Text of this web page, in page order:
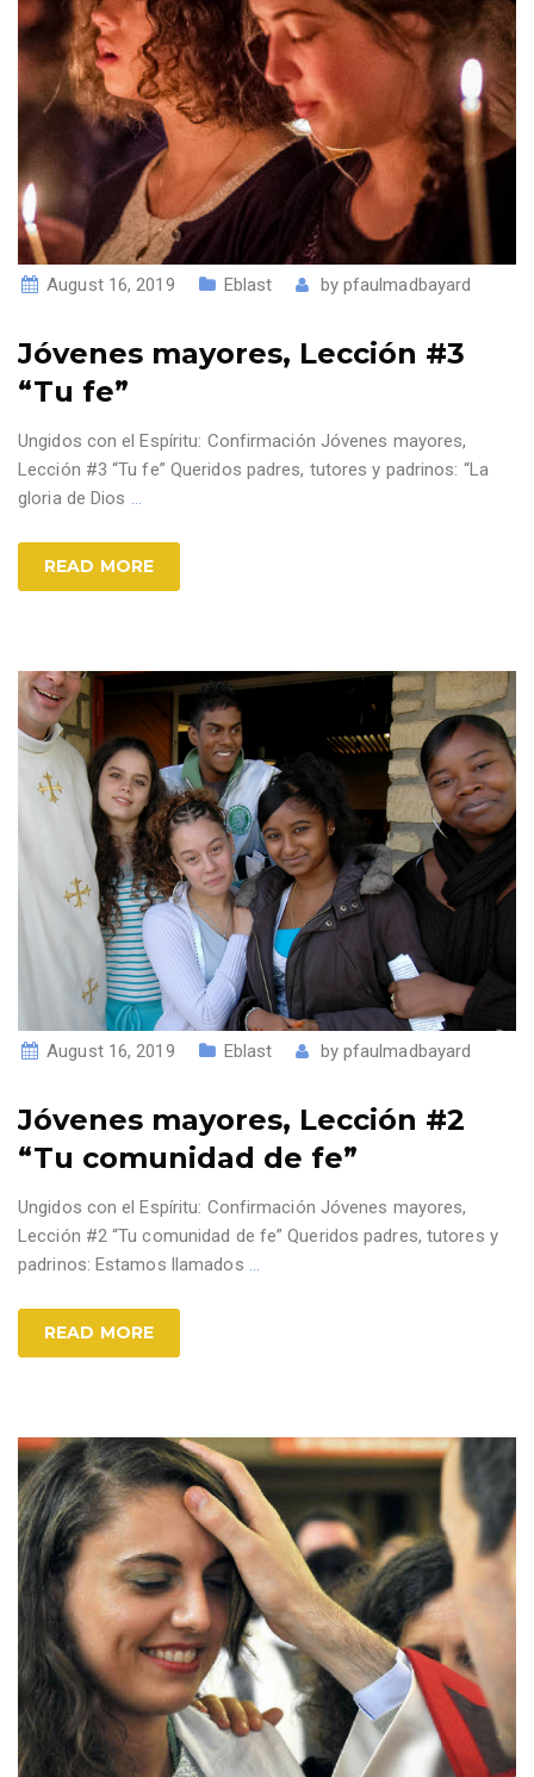
August 16, 2019 Eblast by pfaulmadbayard
Jóvenes mayores, Lección #3
“Tu fe”
Ungidos con el Espíritu: Confirmación Jóvenes mayores,
Lección #3 “Tu fe” Queridos padres, tutores y padrinos: “La
gloria de Dios …
READ MORE
August 16, 2019 Eblast by pfaulmadbayard
Jóvenes mayores, Lección #2
“Tu comunidad de fe”
Ungidos con el Espíritu: Confirmación Jóvenes mayores,
Lección #2 “Tu comunidad de fe” Queridos padres, tutores y
padrinos: Estamos llamados …
READ MORE